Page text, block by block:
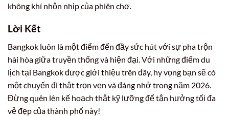
không khí nhộn nhịp của phiên chợ.
Lời Kết
Bangkok luôn là một điểm đến đầy sức hút với sự pha trộn
hài hòa giữa truyền thống và hiện đại. Với những điểm du
lịch tại Bangkok được giới thiệu trên đây, hy vọng bạn sẽ có
một chuyến đi thật trọn vẹn và đáng nhớ trong năm 2026.
Đừng quên lên kế hoạch thật kỹ lưỡng để tận hưởng tối đa
vẻ đẹp của thành phố này!